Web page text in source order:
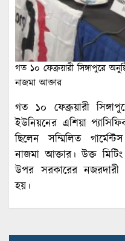
গত ১০ ফেব্রুয়ারী সিঙ্গাপুরে
নাজমা আক্তার
গত ১০ ফেব্রুয়ারী
ইউনিয়নের এশিয়া
ছিলেন সম্মিলিত
নাজমা আক্তার। উক্ত
উপর সরকারের নজরদারী
হয়।